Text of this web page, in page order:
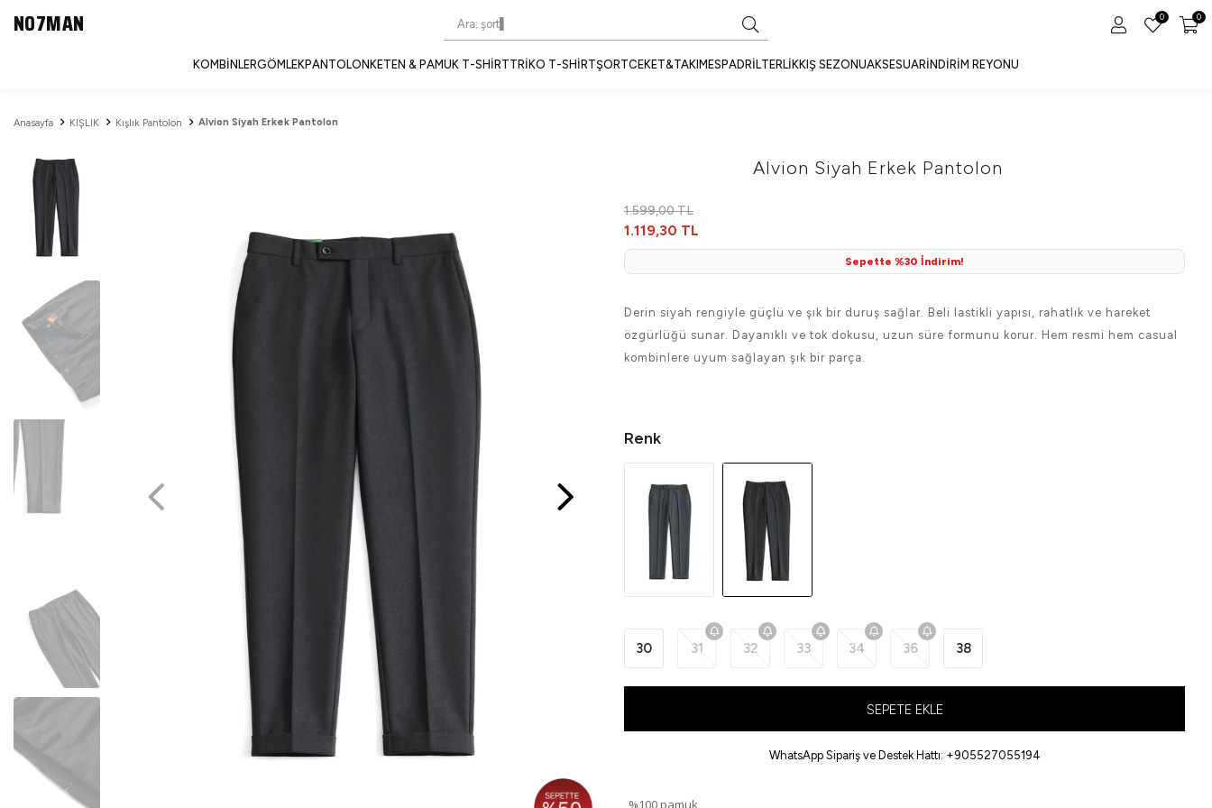
NO7MAN 0 0
KOMBINLERGÖMLEKPANTOLON KETEN & PAMUK T-SHIRTTRIKO T-SHIRTŞORTCEKET&TAKIM ESPADRILTERLIKKIŞ SEZONUAKSESUARİNDIRIM REYONU
Anasayfa KIŞLIK Kışlık Pantolon Alvion Siyah Erkek Pantolon
Alvion Siyah Erkek Pantolon
1.599,00 TL
1.119,30 TL
Sepette %30 İndirim!
Derin siyah rengiyle güçlü ve şık bir duruş sağlar. Beli lastikli yapısı, rahatlık ve hareket
özgürlüğü sunar. Dayanıklı ve tok dokusu, uzun süre formunu korur. Hem resmi hem casual
kombinlere uyum sağlayan şık bir parça.
Renk
30 31 32 33 34 36 38
SEPETE EKLE
WhatsApp Sipariş ve Destek Hattı: +905527055194
%100 pamuk